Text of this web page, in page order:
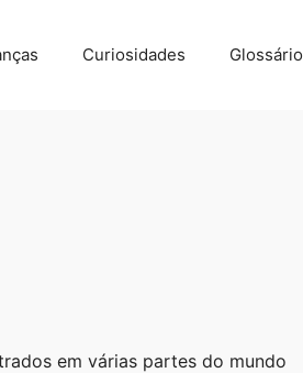
Curiosidades Glossário
em várias partes do mundo